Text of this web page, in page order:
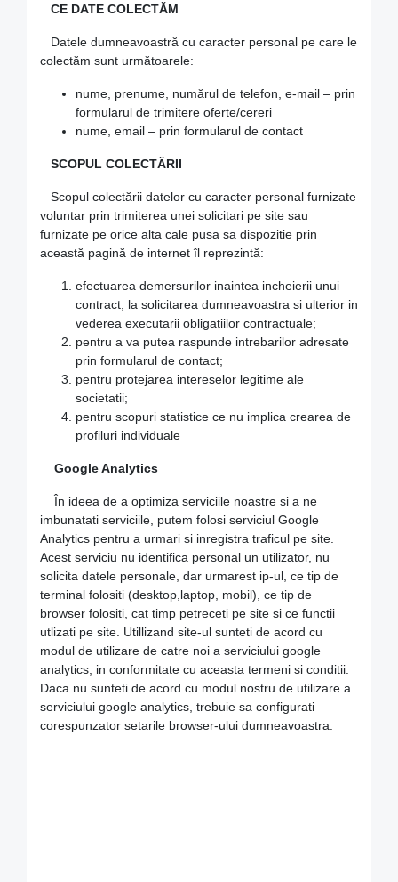
CE DATE COLECTĂM
Datele dumneavoastră cu caracter personal pe care le
colectăm sunt următoarele:
nume, prenume, numărul de telefon, e-mail – prin
formularul de trimitere oferte/cereri
nume, email – prin formularul de contact
SCOPUL COLECTĂRII
Scopul colectării datelor cu caracter personal furnizate
voluntar prin trimiterea unei solicitari pe site sau
furnizate pe orice alta cale pusa sa dispozitie prin
această pagină de internet îl reprezintă:
efectuarea demersurilor inaintea incheierii unui
contract, la solicitarea dumneavoastra si ulterior in
vederea executarii obligatiilor contractuale;
pentru a va putea raspunde intrebarilor adresate
prin formularul de contact;
pentru protejarea intereselor legitime ale
societatii;
pentru scopuri statistice ce nu implica crearea de
profiluri individuale
Google Analytics
În ideea de a optimiza serviciile noastre si a ne
imbunatati serviciile, putem folosi serviciul Google
Analytics pentru a urmari si inregistra traficul pe site.
Acest serviciu nu identifica personal un utilizator, nu
solicita datele personale, dar urmarest ip-ul, ce tip de
terminal folositi (desktop,laptop, mobil), ce tip de
browser folositi, cat timp petreceti pe site si ce functii
utlizati pe site. Utillizand site-ul sunteti de acord cu
modul de utilizare de catre noi a serviciului google
analytics, in conformitate cu aceasta termeni si conditii.
Daca nu sunteti de acord cu modul nostru de utilizare a
serviciului google analytics, trebuie sa configurati
corespunzator setarile browser-ului dumneavoastra.